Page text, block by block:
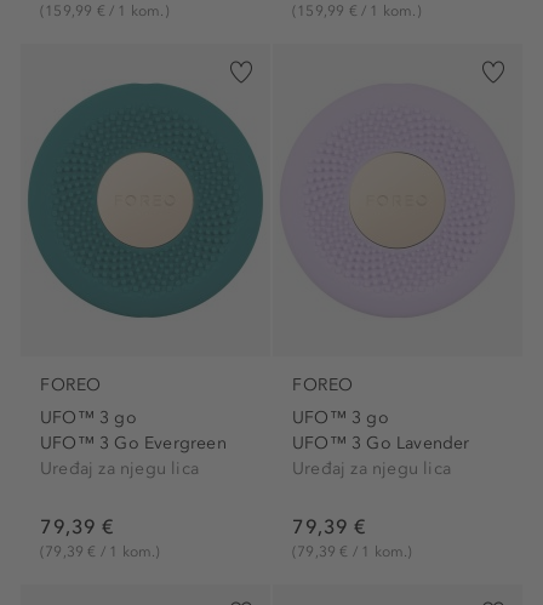
(159,99 € / 1 kom.) (159,99 € / 1 kom.)
FOREO
UFO™ 3 go
UFO™ 3 Go Evergreen
Uređaj za njegu lica
79,39 €
(79,39 € / 1 kom.)
FOREO
UFO™ 3 go
UFO™ 3 Go Lavender
Uređaj za njegu lica
79,39 €
(79,39 € / 1 kom.)